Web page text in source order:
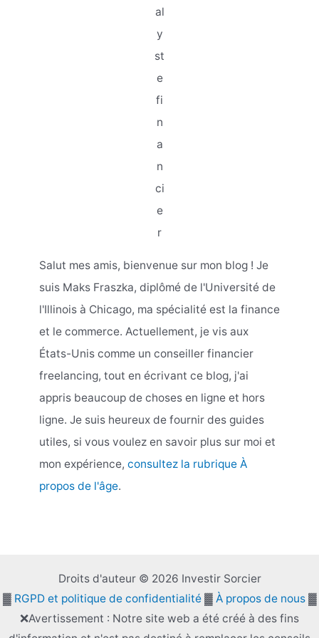
al
y
st
e
fi
n
a
n
ci
e
r
Salut mes amis, bienvenue sur mon blog ! Je
suis Maks Fraszka, diplômé de l'Université de
l'Illinois à Chicago, ma spécialité est la finance
et le commerce. Actuellement, je vis aux
États-Unis comme un conseiller financier
freelancing, tout en écrivant ce blog, j'ai
appris beaucoup de choses en ligne et hors
ligne. Je suis heureux de fournir des guides
utiles, si vous voulez en savoir plus sur moi et
mon expérience, consultez la rubrique À
propos de l'âge.
Droits d'auteur © 2026 Investir Sorcier
▓ RGPD et politique de confidentialité▓ À propos de nous▓
❌Avertissement : Notre site web a été créé à des fins